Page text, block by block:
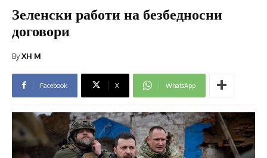
Зеленски работи на безбедносни
договори
ByXH M
Facebook X WhatsApp